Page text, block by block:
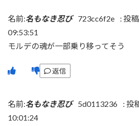
名前:名もなき忍び 723cc6f2e : 投
09:53:51
モルデの魂が一部乗り移ってそう
返信
名前:名もなき忍び 5d0113236 : 投
10:01:24